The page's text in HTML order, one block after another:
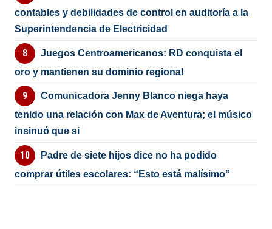
contables y debilidades de control en auditoría a la
Superintendencia de Electricidad
Juegos Centroamericanos: RD conquista el
oro y mantienen su dominio regional
Comunicadora Jenny Blanco niega haya
tenido una relación con Max de Aventura; el músico
insinuó que si
Padre de siete hijos dice no ha podido
comprar útiles escolares: “Esto está malísimo”